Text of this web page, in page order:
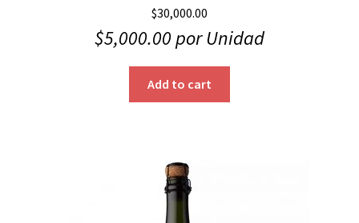
$30,000.00
$5,000.00por Unidad
Add to cart